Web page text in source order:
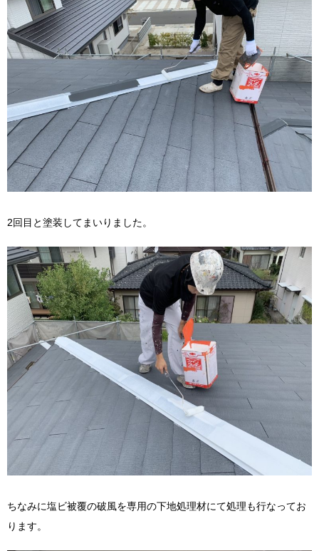
2回目と塗装してまいりました。
ちなみに塩ビ被覆の破風を専用の下地処理材にて処理も行なってお
ります。